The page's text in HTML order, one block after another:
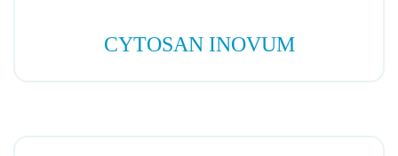
CYTOSAN INOVUM